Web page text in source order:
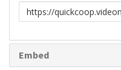
Link
to
Embed